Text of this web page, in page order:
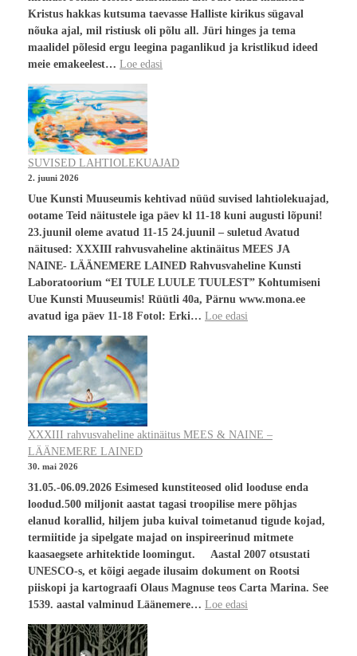
Kristus hakkas kutsuma taevasse Halliste kirikus sügaval
nõuka ajal, mil ristiusk oli põlu all. Jüri hinges ja tema
maalidel põlesid ergu leegina paganlikud ja kristlikud ideed
meie emakeelest… Loe edasi
SUVISED LAHTIOLEKUAJAD
2. juuni 2026
Uue Kunsti Muuseumis kehtivad nüüd suvised lahtiolekuajad,
ootame Teid näitustele iga päev kl 11-18 kuni augusti lõpuni!
23.juunil oleme avatud 11-15 24.juunil – suletud Avatud
näitused: XXXIII rahvusvaheline aktinäitus MEES JA
NAINE- LÄÄNEMERE LAINED Rahvusvaheline Kunsti
Laboratoorium “EI TULE LUULE TUULEST” Kohtumiseni
Uue Kunsti Muuseumis! Rüütli 40a, Pärnu www.mona.ee
avatud iga päev 11-18 Fotol: Erki… Loe edasi
XXXIII rahvusvaheline aktinäitus MEES & NAINE –
LÄÄNEMERE LAINED
30. mai 2026
31.05.-06.09.2026 Esimesed kunstiteosed olid looduse enda
loodud.500 miljonit aastat tagasi troopilise mere põhjas
elanud korallid, hiljem juba kuival toimetanud tigude kojad,
termiitide ja sipelgate majad on inspireerinud mitmete
kaasaegsete arhitektide loomingut. Aastal 2007 otsustati
UNESCO-s, et kõigi aegade ilusaim dokument on Rootsi
piiskopi ja kartograafi Olaus Magnuse teos Carta Marina. See
1539. aastal valminud Läänemere… Loe edasi